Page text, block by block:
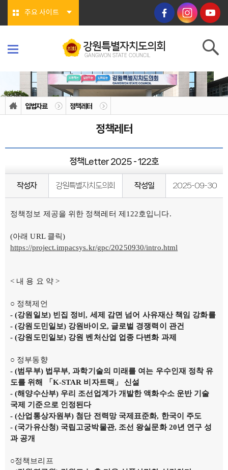
주요 사이트
강원특별자치도의회
GANGWON STATE COUNCIL
강원특별자치도의회
의회소개
의회연혁
의회상징물
의안심의 절차
예산/결산
행정사무감사/조사
의회사무처
의회오시는길
의회홍보물
의정홍보영상
의장연설문
현역의원
인명별
정당별
지역구 및 비례대표
역대의장단
의회소식
의회소식
강원의정
강원의정 구독신청
보도자료
공지사항
채용정보
의사일정
주요일정
다음회기예고
연간회기일정
입법정보
입법자료 정책레터
정책레터
정책Letter 2025 - 122호
작성자 강원특별자치도의회 작성일 2025-09-30
정책정보 제공을 위한 정책레터 제122호입니다.
(아래 URL 클릭)
https://project.impacsys.kr/gpc/20250930/intro.html
< 내 용 요 약 >
○ 정책제언
-(강원일보) 빈집 정비, 세제 감면 넘어 사유재산 책임 강화를
-(강원도민일보) 강원바이오, 글로벌 경쟁력이 관건
-(강원도민일보) 강원 벤처산업 업종 다변화 과제
○ 정부동향
-(범무부) 법무부,과학기술의 미래를 여는 우수인재 정착 유
도를 위해
「 K-STAR 비자트랙 」신설
-(해양수산부) 우리 조선업계가 개발한 액화수소 운반 기술
국제 기준으로 인정된다
-(산업통상자원부) 첨단 전력망 국제표준화, 한국이 주도
- (국가유산청) 국립고궁박물관, 조선 왕실문화20년 연구 성
과 공개
○정책브리프